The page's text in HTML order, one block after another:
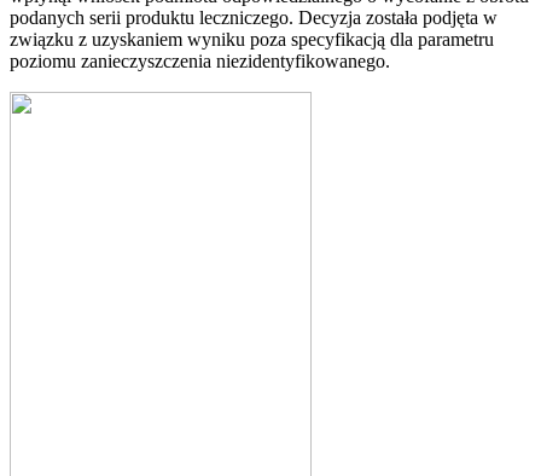
podanych serii produktu leczniczego. Decyzja została podjęta w
związku z uzyskaniem wyniku poza specyfikacją dla parametru
poziomu zanieczyszczenia niezidentyfikowanego.